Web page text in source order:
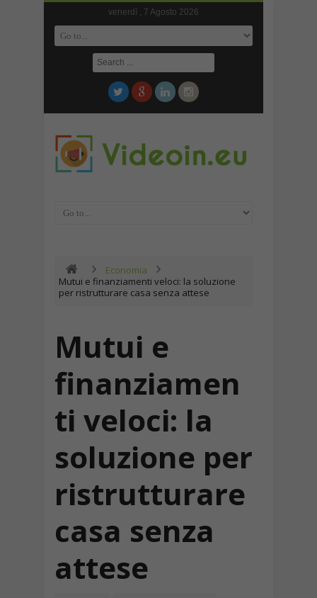
venerdì , 7 Agosto 2026
Economia
Mutui e finanziamenti veloci: la soluzione
per ristrutturare casa senza attese
Mutui e
finanziamen
ti veloci: la
soluzione per
ristrutturare
casa senza
attese